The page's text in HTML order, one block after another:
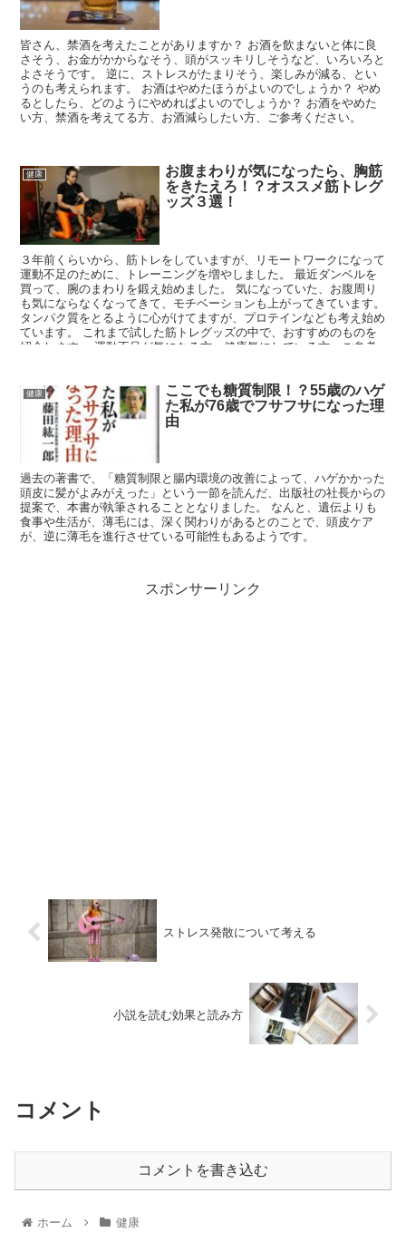
皆さん、禁酒を考えたことがありますか？ お酒を飲まないと体に良
さそう、お金がかからなそう、頭がスッキリしそうなど、いろいろと
よさそうです。 逆に、ストレスがたまりそう、楽しみが減る、とい
うのも考えられます。 お酒はやめたほうがよいのでしょうか？ やめ
るとしたら、どのようにやめればよいのでしょうか？ お酒をやめた
い方、禁酒を考えてる方、お酒減らしたい方、ご参考ください。
健康
お腹まわりが気になったら、胸筋
をきたえろ！？オススメ筋トレグ
ッズ３選！
３年前くらいから、筋トレをしていますが、リモートワークになって
運動不足のために、トレーニングを増やしました。 最近ダンベルを
買って、腕のまわりを鍛え始めました。 気になっていた、お腹周り
も気にならなくなってきて、モチベーションも上がってきています。
タンパク質をとるように心がけてますが、プロテインなども考え始め
ています。 これまで試した筋トレグッズの中で、おすすめのものを
紹介します。 運動不足が気になる方、健康気にしている方、ご参考
健康
ここでも糖質制限！？55歳のハゲ
た私が76歳でフサフサになった理
由
過去の著書で、「糖質制限と腸内環境の改善によって、ハゲかかった
頭皮に髪がよみがえった」という一節を読んだ、出版社の社長からの
提案で、本書が執筆されることとなりました。 なんと、遺伝よりも
食事や生活が、薄毛には、深く関わりがあるとのことで、頭皮ケア
が、逆に薄毛を進行させている可能性もあるようです。
スポンサーリンク
ストレス発散について考える
小説を読む効果と読み方
コメント
コメントを書き込む
ホーム 健康